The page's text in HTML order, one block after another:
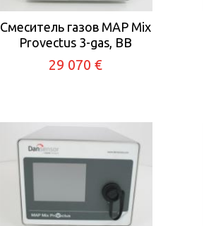
Смеситель газов MAP Mix
Provectus 3-gas, BB
29 070 €